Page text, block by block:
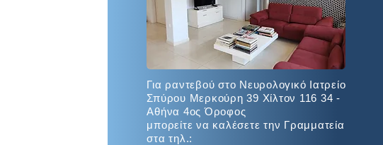
Για ραντεβού στο Νευρολογικό Ιατρείο
Σπύρου Μερκούρη 39 Χίλτον 116 34 -
Αθήνα 4ος Όροφος
μπορείτε να καλέσετε την Γραμματεία
στα τηλ.: